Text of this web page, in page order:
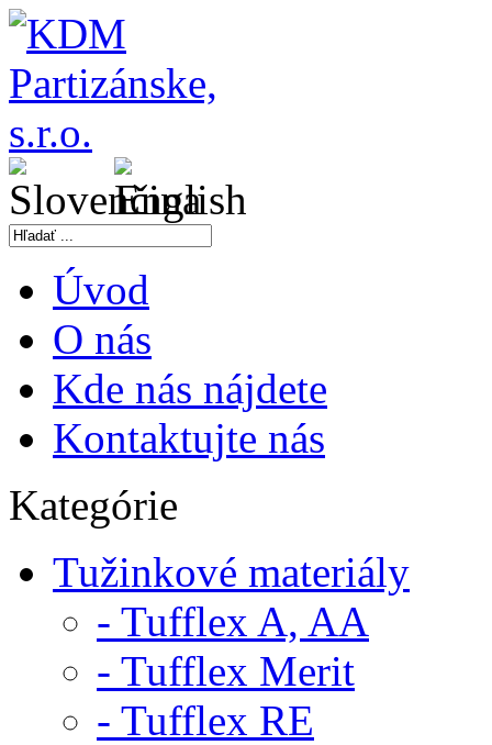
Úvod
O nás
Kde nás nájdete
Kontaktujte nás
Kategórie
Tužinkové materiály
- Tufflex A, AA
- Tufflex Merit
- Tufflex RE